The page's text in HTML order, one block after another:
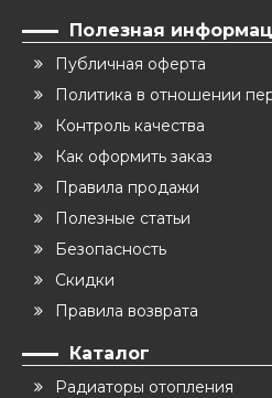
Полезная
Публичная оферта
Политика в отношении
Контроль качества
Как оформить заказ
Правила продажи
Полезные статьи
Безопасность
Скидки
Правила возврата
Каталог
Радиаторы отопления